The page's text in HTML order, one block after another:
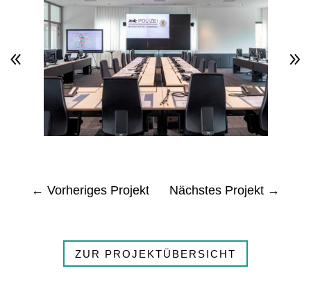
← Vorheriges Projekt Nächstes Projekt →
ZUR PROJEKTÜBERSICHT